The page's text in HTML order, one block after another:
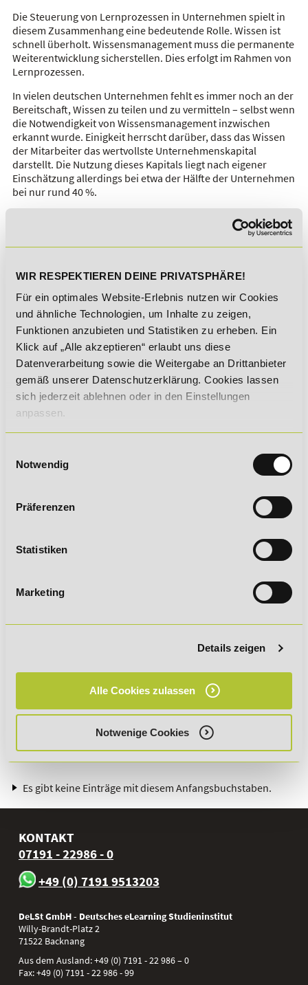
WIR RESPEKTIEREN DEINE PRIVATSPHÄRE!
Für ein optimales Website-Erlebnis nutzen wir Cookies
und ähnliche Technologien, um Inhalte zu zeigen,
Funktionen anzubieten und Statistiken zu erheben. Ein
Klick auf „Alle akzeptieren“ erlaubt uns diese
Datenverarbeitung sowie die Weitergabe an Drittanbieter
gemäß unserer Datenschutzerklärung. Cookies lassen
sich jederzeit ablehnen oder in den Einstellungen
anpassen.
Notwendig
Präferenzen
Statistiken
Marketing
Details zeigen
Alle Cookies zulassen
Notwenige Cookies
Die Steuerung von Lernprozessen in Unternehmen spielt in
diesem Zusammenhang eine bedeutende Rolle. Wissen ist
schnell überholt. Wissensmanagement muss die permanente
Weiterentwicklung sicherstellen. Dies erfolgt im Rahmen von
Lernprozessen.
In vielen deutschen Unternehmen fehlt es immer noch an der
Bereitschaft, Wissen zu teilen und zu vermitteln – selbst wenn
die Notwendigkeit von Wissensmanagement inzwischen
erkannt wurde. Einigkeit herrscht darüber, dass das Wissen
der Mitarbeiter das wertvollste Unternehmenskapital
darstellt. Die Nutzung dieses Kapitals liegt nach eigener
Einschätzung allerdings bei etwa der Hälfte der Unternehmen
bei nur rund 40 %.
Häufig fehlen die kulturellen und organisatorischen
Rahmenbedingungen, aber vor allem auch intelligente
Werkzeuge. Weitere Barrieren können fehlende Methoden
Wissensplattformen sowie mangelndes Bewusstsein für
Dann
Wirtschaftsfachwirt IHK
", in denen
ALLE Aus- und Weiterbildungen!
*Der Rabattcode "NEUGIER5" ist mit weiteren Rabatten
kombinierbar. Wir informieren dich gern.
Es gibt keine Einträge mit diesem Anfangsbuchstaben.
KONTAKT
07191 - 22986 - 0
+49 (0) 7191 9513203
DeLSt GmbH - Deutsches eLearning Studieninstitut
Willy-Brandt-Platz 2
71522 Backnang
Aus dem Ausland:+49 (0) 7191 - 22 986 – 0
Fax:+49 (0) 7191 - 22 986 - 99